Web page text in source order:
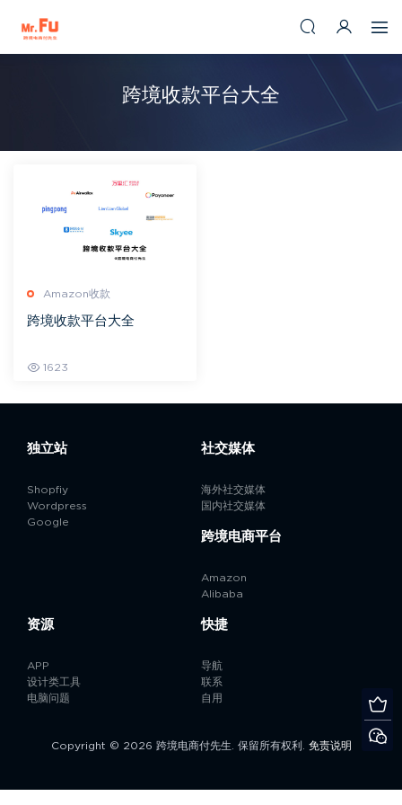
跨境收款平台大全
Amazon收款
跨境收款平台大全
1623
独立站
Shopfiy
Wordpress
Google
社交媒体
海外社交媒体
国内社交媒体
跨境电商平台
Amazon
Alibaba
资源
APP
设计类工具
电脑问题
快捷
导航
联系
自用
Copyright © 2026 跨境电商付先生. 保留所有权利. 免责说明